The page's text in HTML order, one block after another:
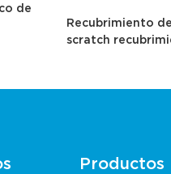
de
Recubrimiento
scratch
Productos